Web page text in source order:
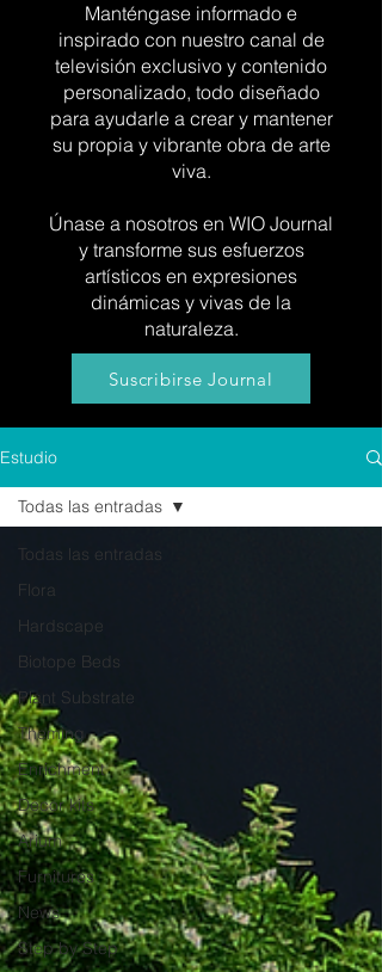
Manténgase informado e
inspirado con nuestro canal de
televisión exclusivo y contenido
personalizado, todo diseñado
para ayudarle a crear y mantener
su propia y vibrante obra de arte
viva.
Únase a nosotros en WIO Journal
y transforme sus esfuerzos
artísticos en expresiones
dinámicas y vivas de la
naturaleza.
Suscribirse Journal
Estudio
Todas las entradas
Flora
Hardscape
Biotope Beds
Plant Substrate
Theming
Enrichment
Decor kits
Arium
Furnitures
News
Step by Step
Todas las entradas